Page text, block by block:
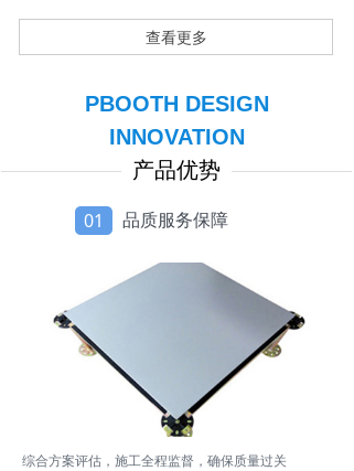
查看更多
PBOOTH DESIGN
INNOVATION
产品优势
01 品质服务保障
综合方案评估，施工全程监督，确保质量过关